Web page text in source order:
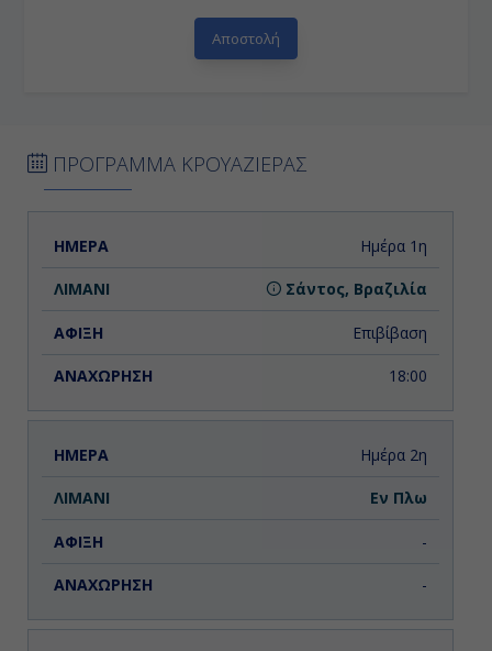
ΠΡΟΓΡΑΜΜΑ ΚΡΟΥΑΖΙΕΡΑΣ
ΗΜΕΡΑ ΑΝΑΧΩΡΗΣΗ
Ημέρα 1η
Σάντος, Βραζιλία
Επιβίβαση
18:00
Ημέρα 2η
Εν Πλω
-
-